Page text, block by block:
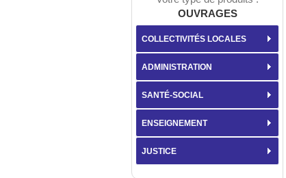
OUVRAGES
COLLECTIVITÉS LOCALES
ADMINISTRATION
SANTÉ-SOCIAL
ENSEIGNEMENT
JUSTICE